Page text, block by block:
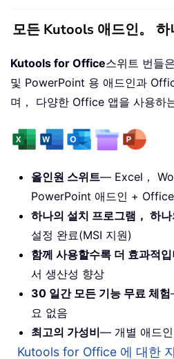
모든 Kutools 애드인。 하
Kutools for Office스위트 번들
및 PowerPoint 용 애드인과
며， 다양한 Office 앱을 사용하
올인원 스위트— Excel，
PowerPoint 애드인 +
하나의 설치 프로그램， 하
설정 완료(MSI 지원)
함께 사용할수록 더 효과적
서 생산성 향상
30 일간 모든 기능 무료 체험
요 없음
최고의 가성비— 개별 애드
Kutools for Office 에 대한